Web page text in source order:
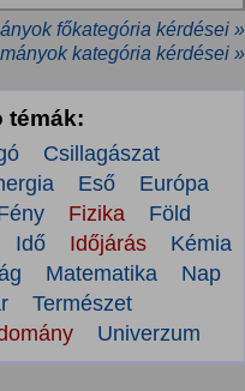
főkategória kérdései »
kategória kérdései »
témák:
Csillagászat
Eső
Európa
Fizika
Föld
Idő Időjárás
Kémia
Matematika
Nap
Természet
Univerzum